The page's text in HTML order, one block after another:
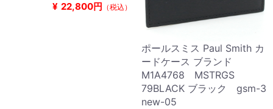
¥ 22,800円 （税込）
ポールスミス Paul Smith カ
ードケース ブランド
M1A4768 MSTRGS
79BLACK ブラック gsm-3
new-05